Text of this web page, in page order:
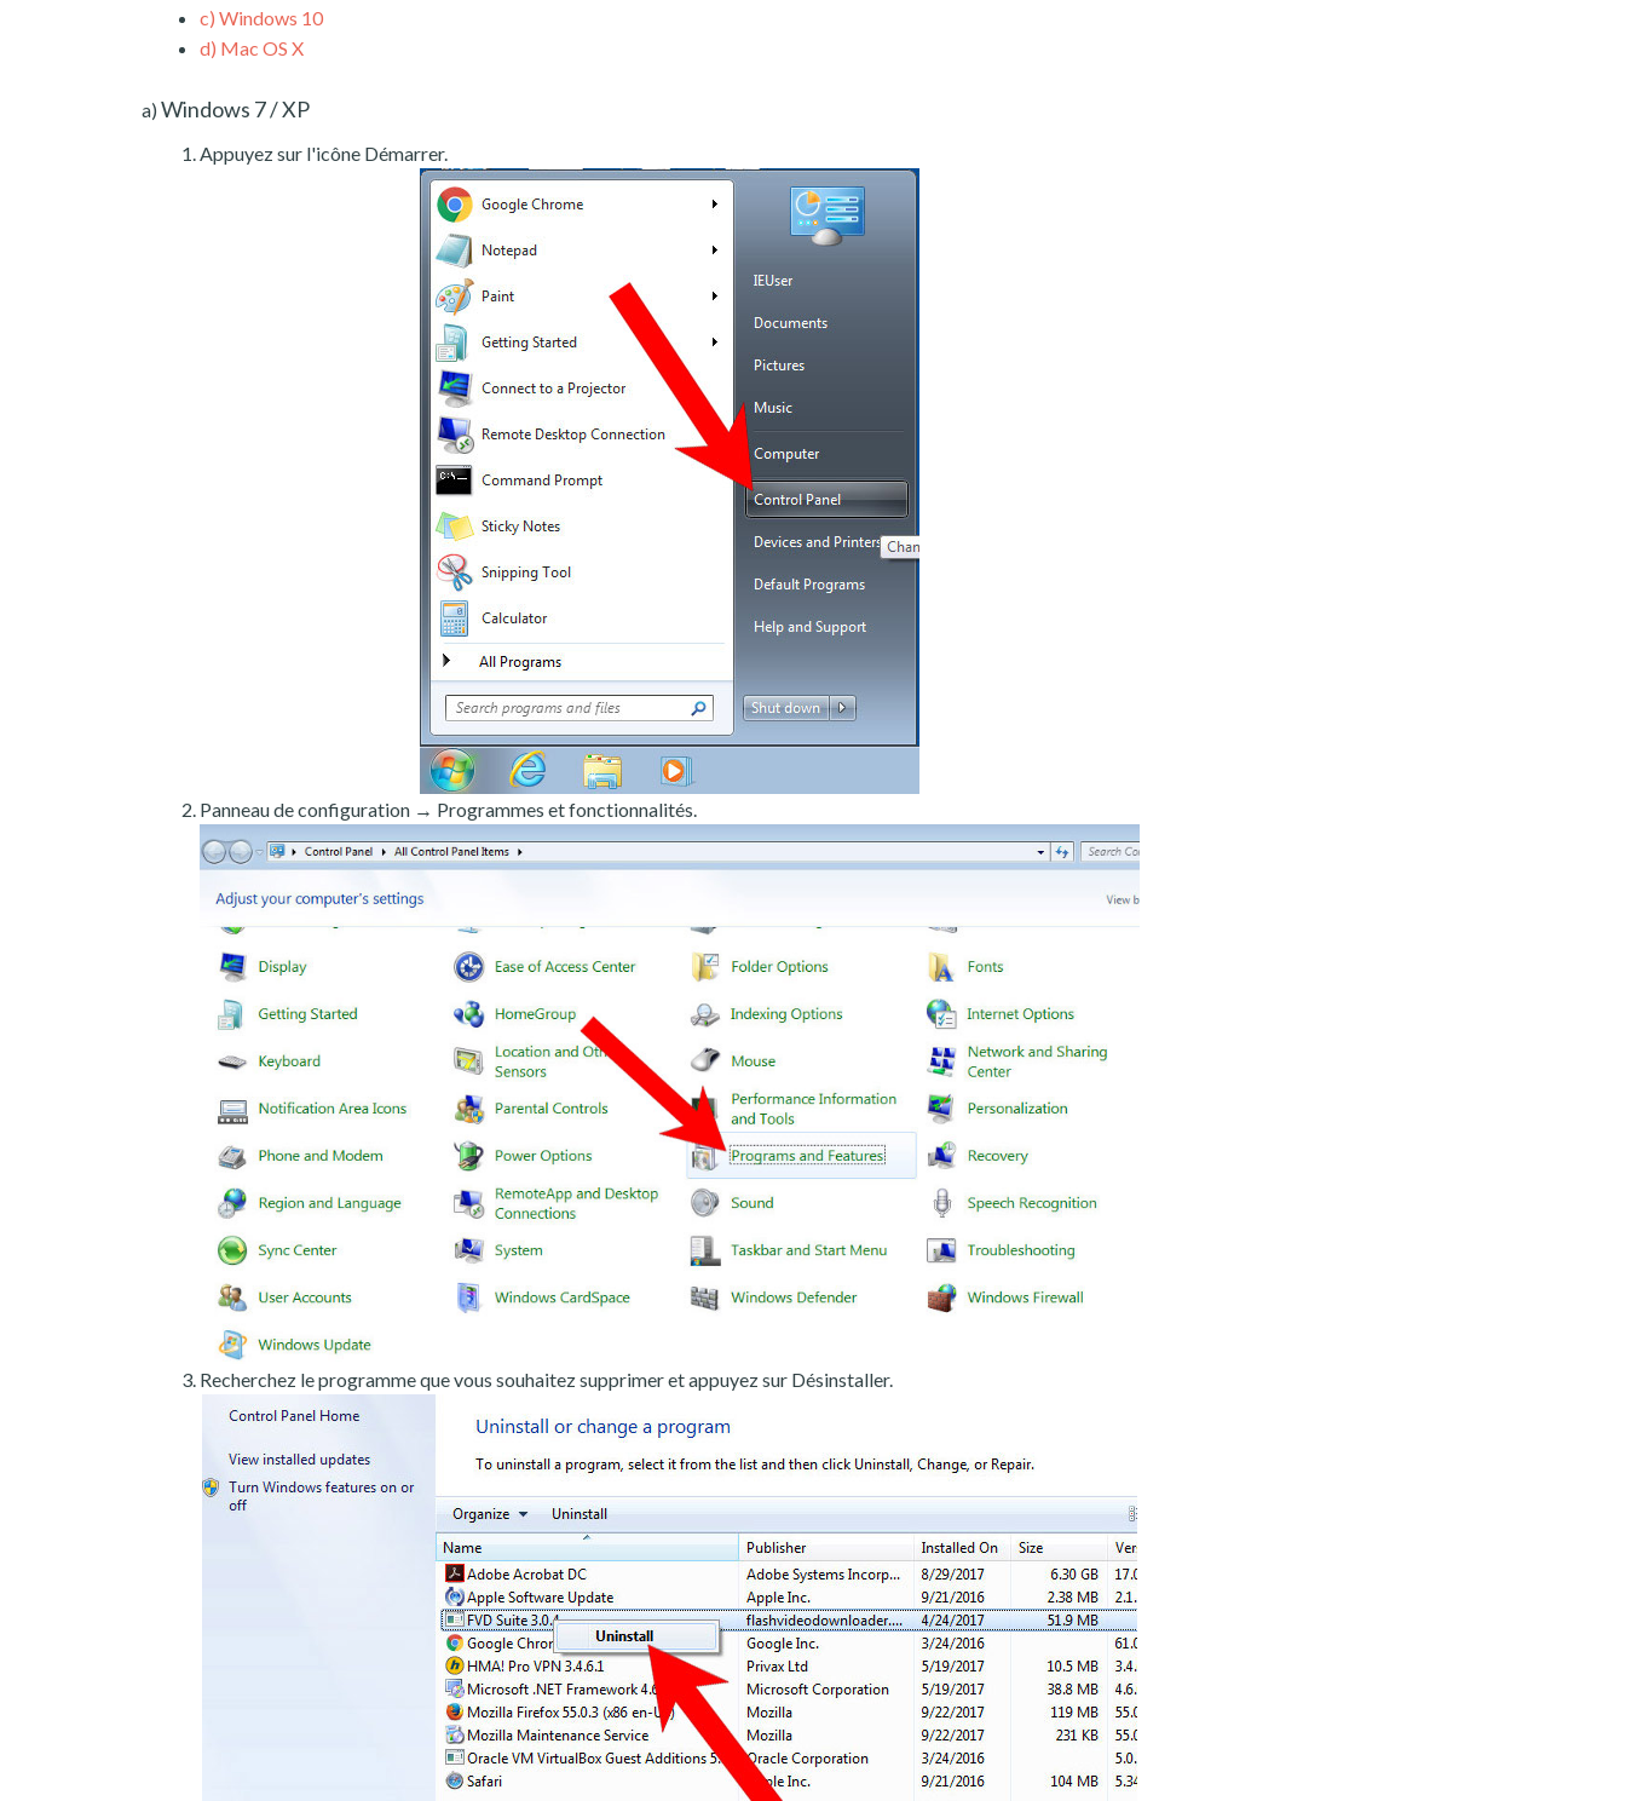
c) Windows 10
d) Mac OS X
a) Windows 7 / XP
Appuyez sur l'icône Démarrer.
Panneau de configuration → Programmes et fonctionnalités.
Recherchez le programme que vous souhaitez supprimer et appuyez sur Désinstaller.